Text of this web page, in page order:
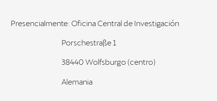
Presencialmente: Oficina Central de Investigación
Porschestraße 1
38440 Wolfsburgo (centro)
Alemania